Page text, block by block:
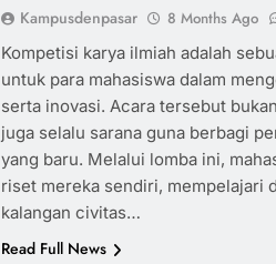
Kampusdenpasar 8 Months Ago
Kompetisi karya ilmiah adalah
untuk para mahasiswa dalam
serta inovasi. Acara tersebut
juga selalu sarana guna berbagi
yang baru. Melalui lomba ini,
riset mereka sendiri, mempelajari
kalangan civitas…
Read Full News